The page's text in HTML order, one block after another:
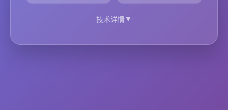
技术详情▼